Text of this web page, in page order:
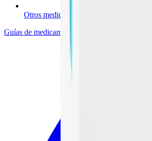
Otros medicamentos
Guías de medicamentos